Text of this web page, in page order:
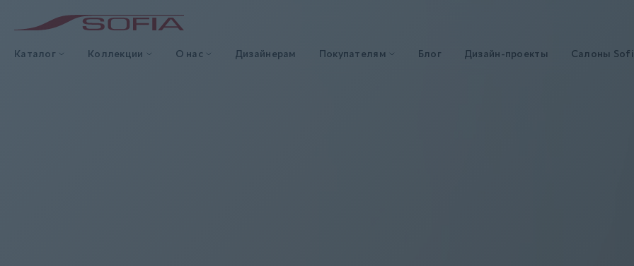
Каталог Коллекции О нас Дизайнерам Покупателям Блог Дизайн-проекты Салоны